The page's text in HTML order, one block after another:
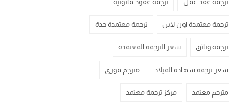
ترجمة معتمدة اون لاين ترجمة معتمدة جدة
ترجمة وثائق سعر الترجمة المعتمدة
سعر ترجمة شهادة الميلاد مترجم فوري
مترجم معتمد مركز ترجمة معتمد